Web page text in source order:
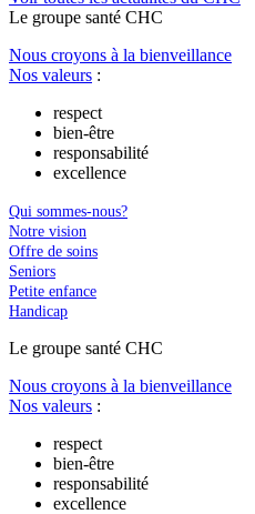
Le groupe santé CHC
Nous croyons à la bienveillance
Nos valeurs :
respect
bien-être
responsabilité
excellence
Qui sommes-nous?
Notre vision
Offre de soins
Seniors
Petite enfance
Handicap
Le groupe santé CHC
Nous croyons à la bienveillance
Nos valeurs :
respect
bien-être
responsabilité
excellence